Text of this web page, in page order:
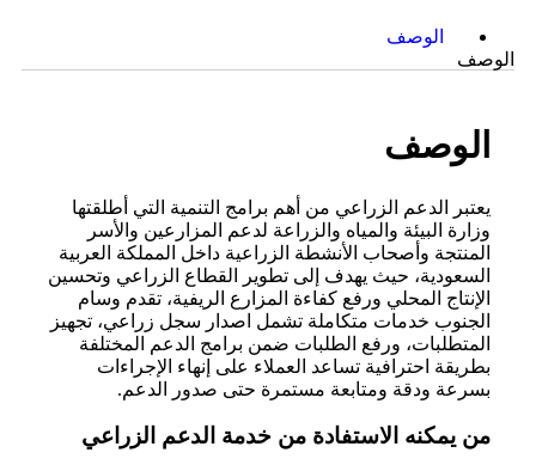
الوصف
الوصف
الوصف
يعتبر الدعم الزراعي من أهم برامج التنمية التي أطلقتها
وزارة البيئة والمياه والزراعة لدعم المزارعين والأسر
المنتجة وأصحاب الأنشطة الزراعية داخل المملكة العربية
السعودية، حيث يهدف إلى تطوير القطاع الزراعي وتحسين
الإنتاج المحلي ورفع كفاءة المزارع الريفية، تقدم وسام
الجنوب خدمات متكاملة تشمل اصدار سجل زراعي، تجهيز
المتطلبات، ورفع الطلبات ضمن برامج الدعم المختلفة
بطريقة احترافية تساعد العملاء على إنهاء الإجراءات
بسرعة ودقة ومتابعة مستمرة حتى صدور الدعم.
من يمكنه الاستفادة من خدمة الدعم الزراعي